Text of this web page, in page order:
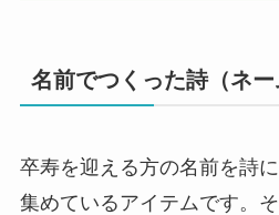
名前でつくった詩（ネー
卒寿を迎える方の名前を詩
集めているアイテムです。